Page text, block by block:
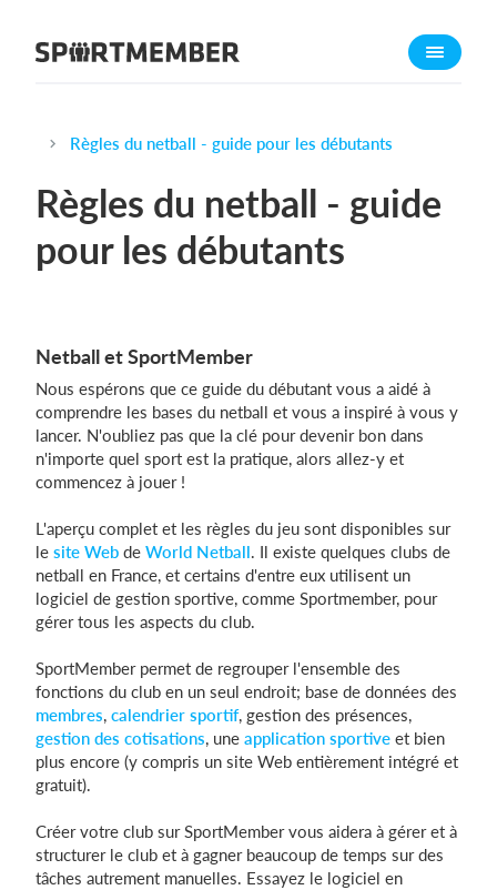
À propos de sportmember
Fonctionnalités
Calendrier sportif
Application sportive
Boutique en ligne
Combien ça coûte ?
Français
Se connecter
Règles du netball - guide pour les débutants
Règles du netball - guide
pour les débutants
Netball et SportMember
Nous espérons que ce guide du débutant vous a aidé à
comprendre les bases du netball et vous a inspiré à vous y
lancer. N'oubliez pas que la clé pour devenir bon dans
n'importe quel sport est la pratique, alors allez-y et
commencez à jouer !
L'aperçu complet et les règles du jeu sont disponibles sur
le site Web de World Netball. Il existe quelques clubs de
netball en France, et certains d'entre eux utilisent un
logiciel de gestion sportive, comme Sportmember, pour
gérer tous les aspects du club.
SportMember permet de regrouper l'ensemble des
fonctions du club en un seul endroit; base de données des
membres, calendrier sportif, gestion des présences,
gestion des cotisations, une application sportive et bien
plus encore (y compris un site Web entièrement intégré et
gratuit).
Créer votre club sur SportMember vous aidera à gérer et à
structurer le club et à gagner beaucoup de temps sur des
tâches autrement manuelles. Essayez le logiciel en